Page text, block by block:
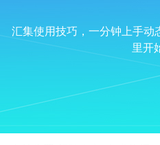
汇集使用技巧，一分钟上手动
里开